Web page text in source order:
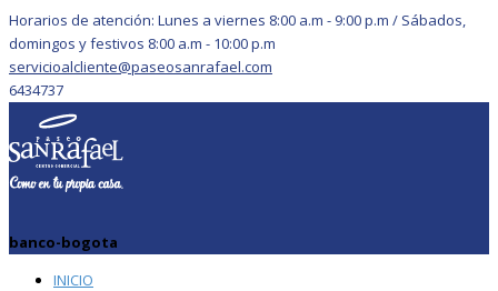
Horarios de atención: Lunes a viernes 8:00 a.m - 9:00 p.m / Sábados,
domingos y festivos 8:00 a.m - 10:00 p.m
servicioalcliente@paseosanrafael.com
6434737
banco-bogota
INICIO